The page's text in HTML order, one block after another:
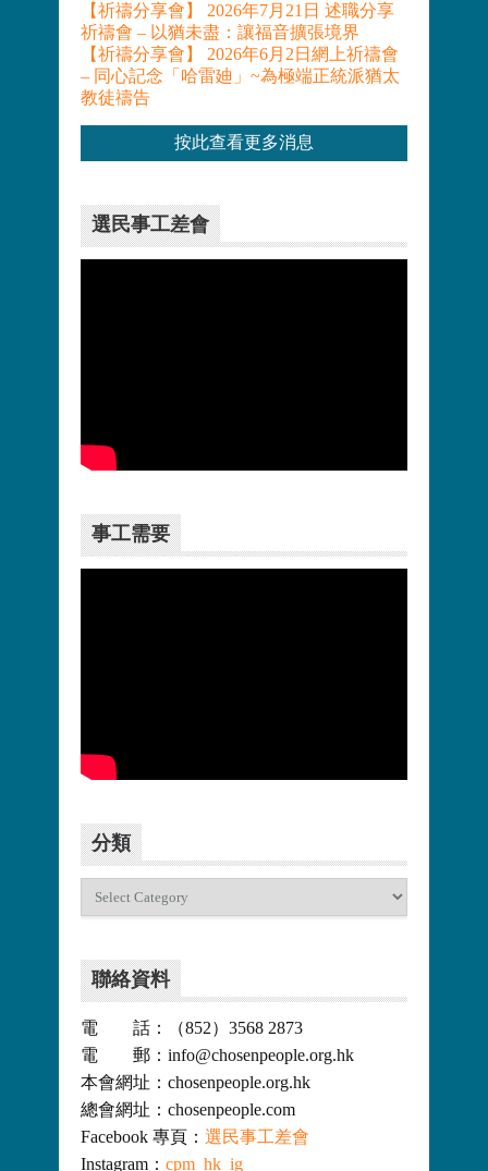
【祈禱分享會】 2026年7月21日 述職分享
祈禱會 – 以猶未盡：讓福音擴張境界
【祈禱分享會】 2026年6月2日網上祈禱會
– 同心記念「哈雷廸」~為極端正統派猶太
教徒禱告
按此查看更多消息
選民事工差會
事工需要
分類
聯絡資料
電 話：（852）3568 2873
電 郵：info@chosenpeople.org.hk
本會網址：chosenpeople.org.hk
總會網址：chosenpeople.com
Facebook 專頁： 選民事工差會
Instagram： cpm_hk_ig